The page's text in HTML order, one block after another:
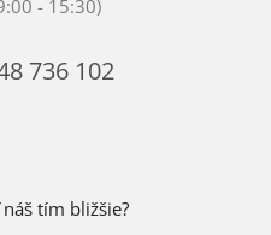
736 102
tím bližšie?